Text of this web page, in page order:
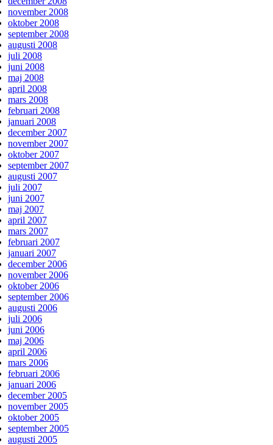
november 2008
oktober 2008
september 2008
augusti 2008
juli 2008
juni 2008
maj 2008
april 2008
mars 2008
februari 2008
januari 2008
december 2007
november 2007
oktober 2007
september 2007
augusti 2007
juli 2007
juni 2007
maj 2007
april 2007
mars 2007
februari 2007
januari 2007
december 2006
november 2006
oktober 2006
september 2006
augusti 2006
juli 2006
juni 2006
maj 2006
april 2006
mars 2006
februari 2006
januari 2006
december 2005
november 2005
oktober 2005
september 2005
augusti 2005